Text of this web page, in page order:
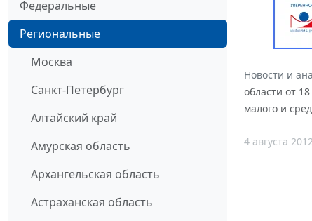
Федеральные
Региональные
Москва
Санкт-Петербург
Алтайский край
Амурская область
Архангельская область
Астраханская область
Новости и
области от
малого и
4 августа 2012